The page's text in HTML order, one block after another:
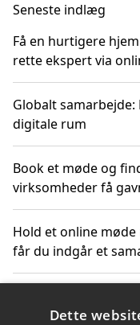
Seneste indlæg
Få en hurtigere
rette ekspert via
Globalt
digitale rum
Book et møde og
virksomheder få
Hold et online
får du indgår et
Hold et møde med
mestDette